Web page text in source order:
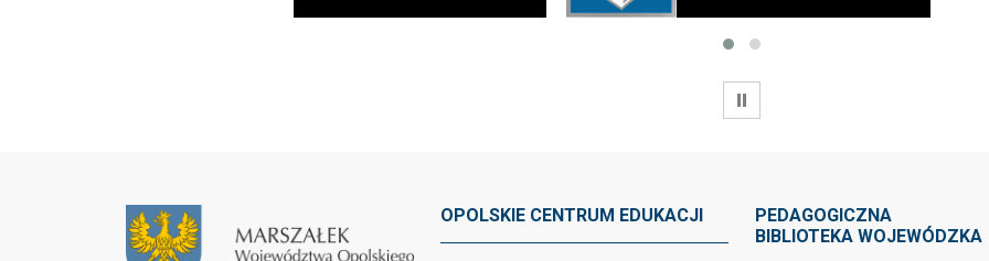
WSTRZYMAJ
OPOLSKIE CENTRUM EDUKACJI
PEDAGOGICZNA
BIBLIOTEKA WOJEWÓDZKA